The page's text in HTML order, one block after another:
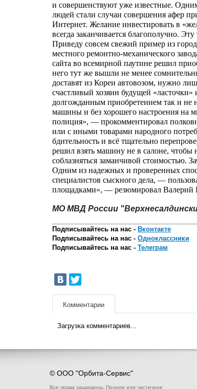
и совершенствуют уже известные.
людей стали случаи совершения афер
Интернет. Желание инвестировать в
всегда заканчивается благополучно.
Приведу совсем свежий пример из
местного ремонтно-механического
сайта во всемирной паутине решил
него тут же вышли не менее
доставят из Кореи автовозом, нужно
счастливый хозяин будущей «ласточки»
долгожданным приобретением так и не
машины и без хорошего настроения на
полиция», — прокомментировал
или с иными товарами народного
бдительность и всё тщательно
решил взять машину не в салоне, чтобы
соблазняться заманчивой стоимостью.
Одним из надежных и проверенных
специалистов сыскного дела, —
площадками», — резюмировал Валерий
МО МВД России
Подписывайтесь на нас - Вконтакте
Подписывайтесь на нас - Одноклассники
Подписывайтесь на нас - Телеграм
Комментарии
Загрузка комментариев...
© ООО "Орбита-Сервис"
Все права защищены. Полное или частичное